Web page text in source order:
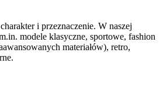
i przeznaczenie. W naszej
modele klasyczne, sportowe, fashion
materiałów), retro,